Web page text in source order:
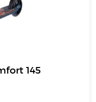
145